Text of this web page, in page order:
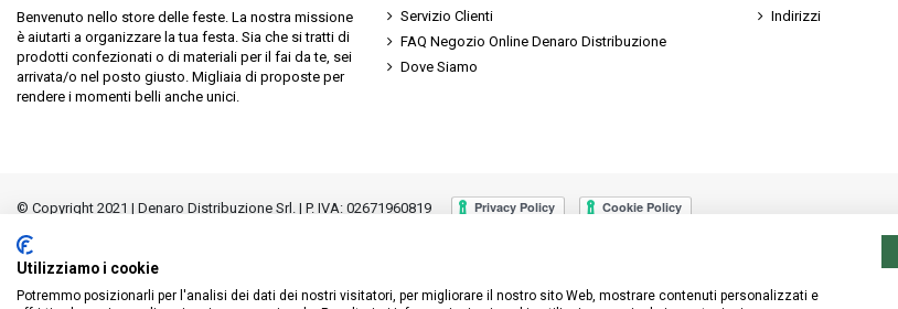
Benvenuto nello store delle feste. La nostra missione
è aiutarti a organizzare la tua festa. Sia che si tratti di
prodotti confezionati o di materiali per il fai da te, sei
arrivata/o nel posto giusto. Migliaia di proposte per
rendere i momenti belli anche unici.
Servizio Clienti
FAQ Negozio Online Denaro Distribuzione
Dove Siamo
Indirizzi
© Copyright 2021 | Denaro Distribuzione Srl. | P. IVA: 02671960819
Utilizziamo i cookie
Potremmo posizionarli per l'analisi dei dati dei nostri visitatori, per migliorare il nostro sito Web, mostrare contenuti personalizzati e